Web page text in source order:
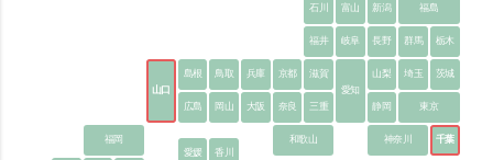
石川 富山 新潟 福島
福井 岐阜 長野 群馬 栃木
山口
島根 鳥取 兵庫 京都
滋賀
愛知
山梨 埼玉 茨城
広島 岡山 大阪 奈良 三重 東京
福岡
愛媛
香川
和歌山
静岡
神奈川 千葉